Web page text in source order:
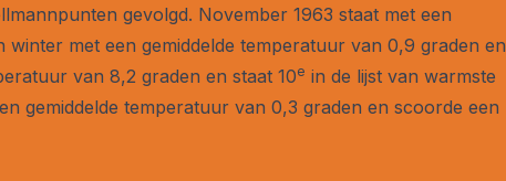
gevolgd. November 1963 staat met een
winter met een gemiddelde temperatuur van 0,9 graden en
van 8,2 graden en staat 10e in de lijst van warmste
gemiddelde temperatuur van 0,3 graden en scoorde een